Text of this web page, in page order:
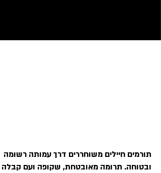
תורמים חיילים משוחררים דרך עמותה רשומה
ובטוחה. תרומה מאובטחת, שקופה ועם קבלה